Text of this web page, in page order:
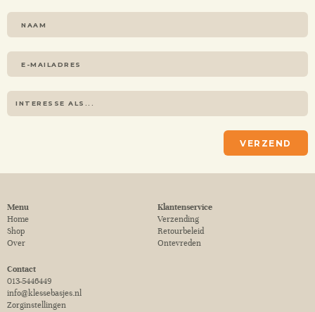
VERZEND
Menu
Home
Shop
Over
Klantenservice
Verzending
Retourbeleid
Ontevreden
Contact
013-5446449
info@klessebasjes.nl
Zorginstellingen